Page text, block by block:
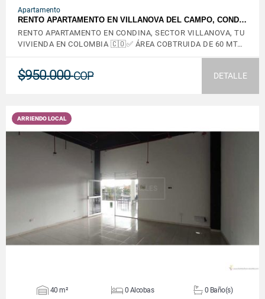
Apartamento
RENTO APARTAMENTO EN VILLANOVA DEL CAMPO, COND…
RENTO APARTAMENTO EN CONDINA, SECTOR VILLANOVA, TU
VIVIENDA EN COLOMBIA 🇨🇴✅ ÁREA COBTRUIDA DE 60 MT…
$950.000COP DETALLE
ARRIENDO LOCAL
VER DETALLES
40 m² 0 Alcobas 0 Baño(s)